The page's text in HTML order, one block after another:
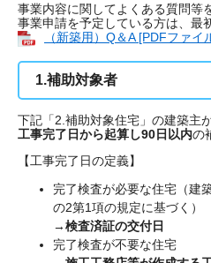
事業内容に関してよくある質問等
事業申請を予定している方は、最
（新築用）Q＆A [PDFファイ
1.補助対象者
下記「2.補助対象住宅」の建築主
工事完了日から起算し90日以内の
【工事完了日の定義】
完了検査が必要な住宅（建
の2第1項の規定に基づく）
→検査済証の交付日
完了検査が不要な住宅